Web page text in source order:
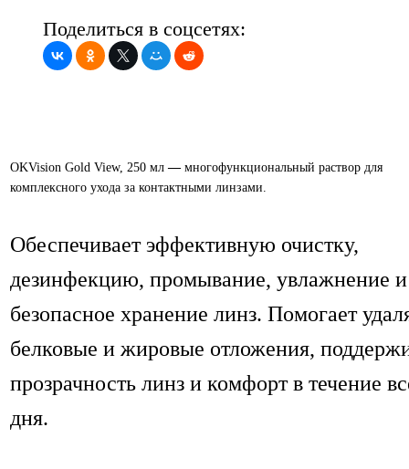
Поделиться в соцсетях:
OKVision Gold View, 250 мл — многофункциональный раствор для
комплексного ухода за контактными линзами.
Обеспечивает эффективную очистку,
дезинфекцию, промывание, увлажнение и
безопасное хранение линз. Помогает
белковые и жировые отложения,
прозрачность линз и комфорт в течение
дня.